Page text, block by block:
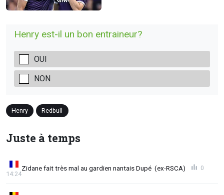
Henry est-il un bon entraineur?
OUI
NON
Henry Redbull
Juste à temps
Zidane fait très mal au gardien nantais Dupé (ex-RSCA)
14:24
0